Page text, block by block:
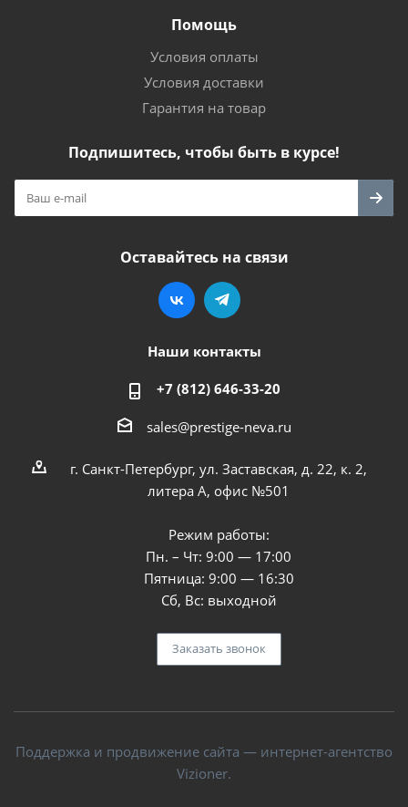
Помощь
Условия оплаты
Условия доставки
Гарантия на товар
Подпишитесь, чтобы быть в курсе!
Оставайтесь на связи
Наши контакты
+7 (812) 646-33-20
sales@prestige-neva.ru
г. Санкт-Петербург, ул. Заставская, д. 22, к. 2,
литера А, офис №501
Режим работы:
Пн. – Чт: 9:00 — 17:00
Пятница: 9:00 — 16:30
Сб, Вс: выходной
Заказать звонок
Поддержка и продвижение сайта — интернет-агентство
Vizioner.